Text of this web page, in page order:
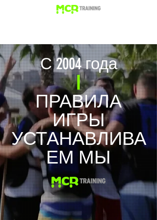
С 2004 года
ПРАВИЛА
ИГРЫ
УСТАНАВЛИВА
ЕМ МЫ